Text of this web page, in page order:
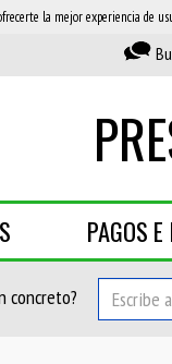
la mejor experiencia de
PAGOS
concreto?